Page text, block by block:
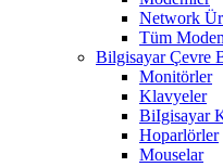
Network
Tüm
Bilgisayar Çevre
Monitörler
Klavyeler
BiIgisayar
Hoparlörler
Mouselar